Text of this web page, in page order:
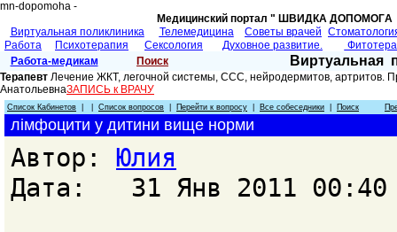
mn-dopomoha -
Медицинский портал " ШВИДКА
Виртуальная поликлиника
Телемедицина Советы врачей
Работа
Психотерапия Сексология Духовное развитие.
Работа-медикам
Поиск Виртуальная
Терапевт Лечение ЖКТ, легочной системы, ССС, нейродермитов, артритов.
АнатольевнаЗАПИСЬ к ВРАЧУ
Список Кабинетов Список вопросов Перейти к вопросу Все собеседники Поиск
лімфоцити у дитини вище норми
Автор: Юлия
Дата: 31 Янв 2011 00:40